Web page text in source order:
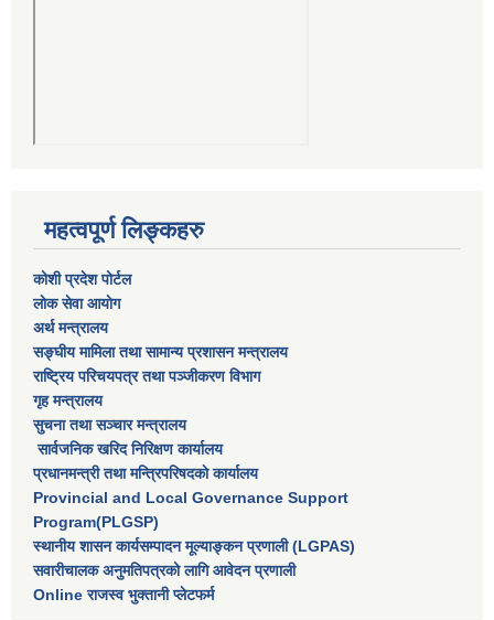
महत्वपूर्ण लिङ्कहरु
कोशी प्रदेश पोर्टल
लाेक सेवा आयाेग
अर्थ मन्त्रालय
सङ्घीय मामिला तथा सामान्य प्रशासन मन्त्रालय
राष्‍ट्रिय परिचयपत्र तथा पञ्‍जीकरण विभाग
गृह मन्त्रालय
सुचना तथा सञ्चार मन्त्रालय
सार्वजनिक खरिद निरिक्षण कार्यालय
प्रधानमन्त्री तथा मन्त्रिपरिषदकाे कार्यालय
Provincial and Local Governance Support
Program(PLGSP)
स्थानीय शासन कार्यसम्पादन मूल्याङ्कन प्रणाली (LGPAS)
सवारीचालक अनुमतिपत्रको लागि आवेदन प्रणाली
Online राजस्व भुक्तानी प्लेटफर्म